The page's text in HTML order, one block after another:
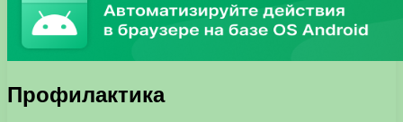
Профилактика